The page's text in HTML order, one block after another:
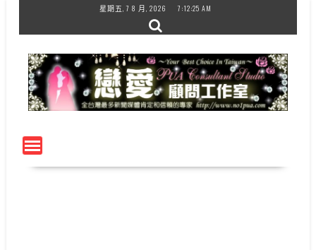
content
星期五, 7 8 月, 2026 7:12:25 AM